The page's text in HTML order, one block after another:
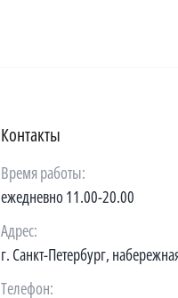
Контакты
Время работы:
ежедневно 11.00-20.00
Адрес:
г. Санкт-Петербург,
Телефон: